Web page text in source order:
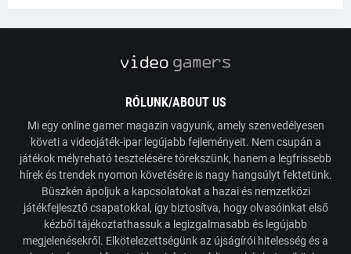
RÓLUNK/ABOUT US
Mi egy online gamer magazin vagyunk, amely szenvedélyesen
követi a videojáték-ipar legújabb fejleményeit. Nem csupán a
játékok mélyreható tesztelésére törekszünk, hanem a legfrissebb
hírek és trendek nyomon követésére is nagy hangsúlyt fektetünk.
Büszkén ápoljuk a kapcsolatokat a hazai és nemzetközi
játékfejlesztő csapatokkal, így biztosítva, hogy olvasóinkat első
kézből tájékoztathassuk a legizgalmasabb és legújabb
megjelenésekről. Elkötelezettségünk az újságírói hitelesség és a